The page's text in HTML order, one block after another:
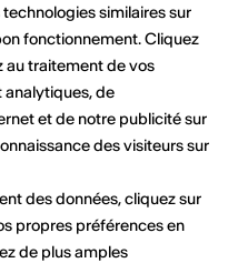
similaires sur
fonctionnement. Cliquez
au traitement de vos
analytiques, de
et de notre publicité sur
des visiteurs sur
des données, cliquez sur
propres préférences en
de plus amples